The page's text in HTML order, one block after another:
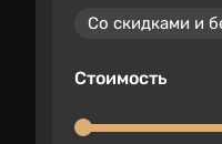
Со скидками и
Стоимость